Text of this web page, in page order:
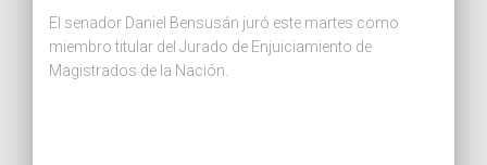
El senador Daniel Bensusán juró este martes como
miembro titular del Jurado de Enjuiciamiento de
Magistrados de la Nación.